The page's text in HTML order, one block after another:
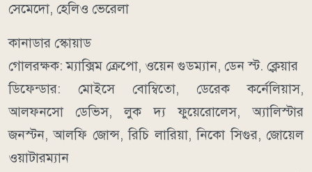
সেমেদো, হেলিও ভেরেলা
কানাডার স্কোয়াড
গোলরক্ষক: ম্যাক্সিম ক্রেপো, ওয়েন গুডম্যান, ডেন স্ট. ক্লেয়ার
ডিফেন্ডার: মোইসে বোম্বিতো, ডেরেক কর্নেলিয়াস,
আলফনসো ডেভিস, লুক দ্য ফুয়েরোলেস, অ্যালিস্টার
জনস্টন, আলফি জোন্স, রিচি লারিয়া, নিকো সিগুর, জোয়েল
ওয়াটারম্যান